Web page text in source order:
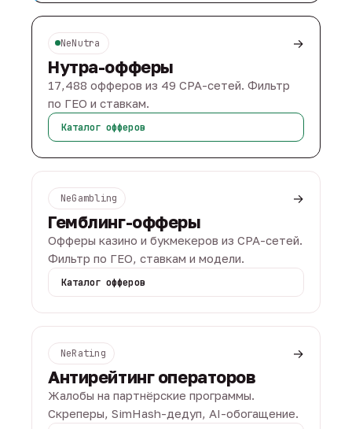
NeNutra →
Нутра-офферы
17,488 офферов из 49 CPA-сетей. Фильтр
по ГЕО и ставкам.
Каталог офферов
NeGambling →
Гемблинг-офферы
Офферы казино и букмекеров из CPA-сетей.
Фильтр по ГЕО, ставкам и модели.
Каталог офферов
NeRating →
Антирейтинг операторов
Жалобы на партнёрские программы.
Скреперы, SimHash-дедуп, AI-обогащение.